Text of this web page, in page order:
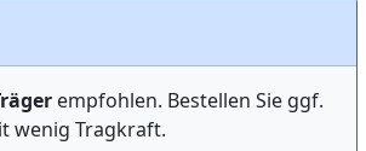
empfohlen. Bestellen Sie ggf.
wenig Tragkraft.